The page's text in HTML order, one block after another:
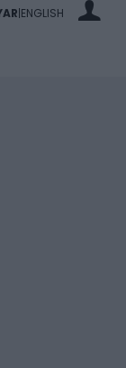
|ENGLISH